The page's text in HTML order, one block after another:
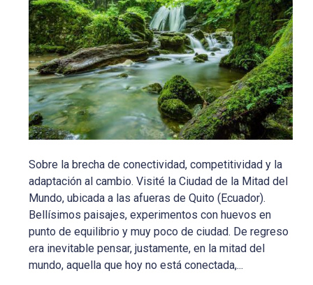
Sobre la brecha de conectividad, competitividad y la
adaptación al cambio. Visité la Ciudad de la Mitad del
Mundo, ubicada a las afueras de Quito (Ecuador).
Bellísimos paisajes, experimentos con huevos en
punto de equilibrio y muy poco de ciudad. De regreso
era inevitable pensar, justamente, en la mitad del
mundo, aquella que hoy no está conectada,...